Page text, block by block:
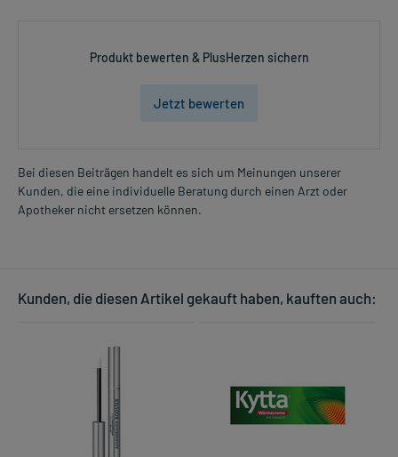
Produkt bewerten & PlusHerzen sichern
Jetzt bewerten
Bei diesen Beiträgen handelt es sich um Meinungen unserer
Kunden, die eine individuelle Beratung durch einen Arzt oder
Apotheker nicht ersetzen können.
Kunden, die diesen Artikel gekauft haben, kauften auch: